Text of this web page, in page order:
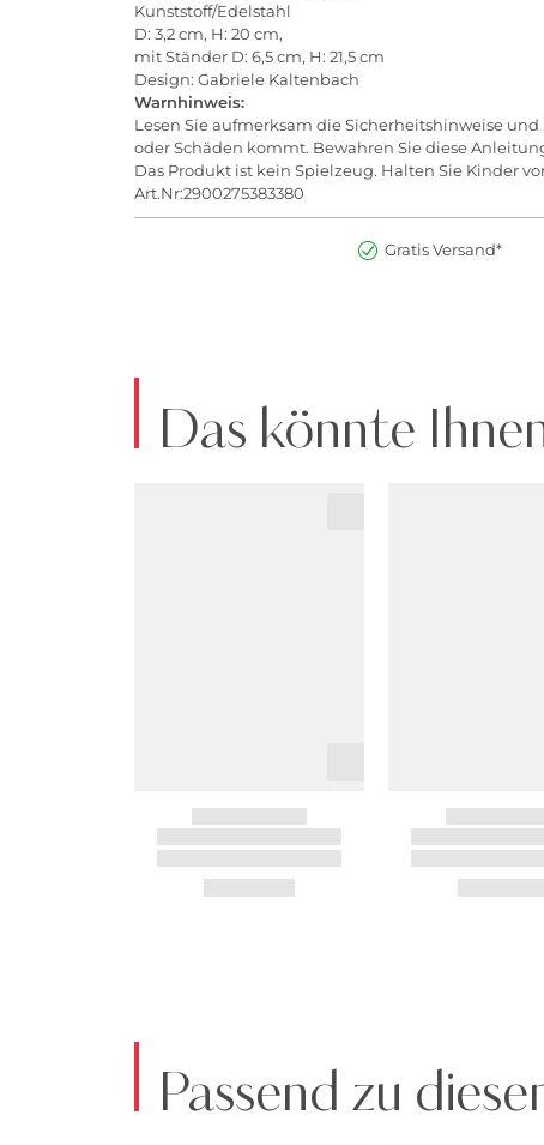
Kunststoff/Edelstahl
D: 3,2 cm, H: 20 cm,
mit Ständer D: 6,5 cm, H: 21,5 cm
Design: Gabriele Kaltenbach
Warnhinweis:
Lesen Sie aufmerksam die Sicherheitshinweise
oder Schäden kommt. Bewahren Sie diese
Das Produkt ist kein Spielzeug. Halten Sie Kinder
Art.Nr:2900275383380
Gratis Versand*
Das könnte
Passend zu